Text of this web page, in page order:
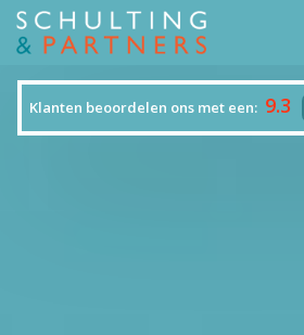
Klanten beoordelen ons met een: 9.3